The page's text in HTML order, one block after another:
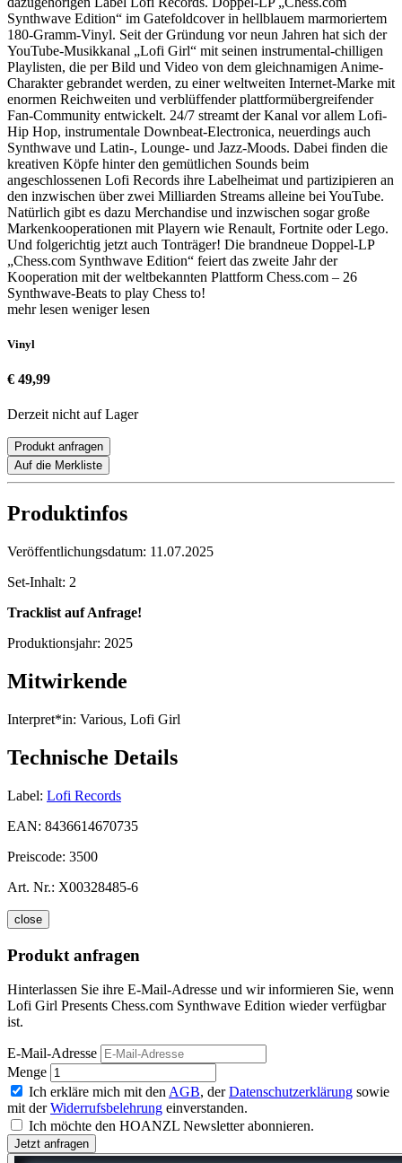
Synthwave Edition“ im Gatefoldcover in hellblauem marmoriertem
180-Gramm-Vinyl. Seit der Gründung vor neun Jahren hat sich der
YouTube-Musikkanal „Lofi Girl“ mit seinen instrumental-chilligen
Playlisten, die per Bild und Video von dem gleichnamigen Anime-
Charakter gebrandet werden, zu einer weltweiten Internet-Marke mit
enormen Reichweiten und verblüffender plattformübergreifender
Fan-Community entwickelt. 24/7 streamt der Kanal vor allem Lofi-
Hip Hop, instrumentale Downbeat-Electronica, neuerdings auch
Synthwave und Latin-, Lounge- und Jazz-Moods. Dabei finden die
kreativen Köpfe hinter den gemütlichen Sounds beim
angeschlossenen Lofi Records ihre Labelheimat und partizipieren an
den inzwischen über zwei Milliarden Streams alleine bei YouTube.
Natürlich gibt es dazu Merchandise und inzwischen sogar große
Markenkooperationen mit Playern wie Renault, Fortnite oder Lego.
Und folgerichtig jetzt auch Tonträger! Die brandneue Doppel-LP
„Chess.com Synthwave Edition“ feiert das zweite Jahr der
Kooperation mit der weltbekannten Plattform Chess.com – 26
Synthwave-Beats to play Chess to!
mehr lesen weniger lesen
Vinyl
€ 49,99
Derzeit nicht auf Lager
Produkt anfragen
Auf die Merkliste
Produktinfos
Veröffentlichungsdatum: 11.07.2025
Set-Inhalt: 2
Tracklist auf Anfrage!
Produktionsjahr: 2025
Mitwirkende
Interpret*in: Various, Lofi Girl
Technische Details
Label: Lofi Records
EAN: 8436614670735
Preiscode: 3500
Art. Nr.: X00328485-6
close
Produkt anfragen
Hinterlassen Sie ihre E-Mail-Adresse und wir informieren Sie, wenn
Lofi Girl Presents Chess.com Synthwave Edition wieder verfügbar
ist.
E-Mail-Adresse
Menge
Ich erkläre mich mit den AGB, derDatenschutzerklärung sowie
mit derWiderrufsbelehrung einverstanden.
Ich möchte den HOANZL Newsletter abonnieren.